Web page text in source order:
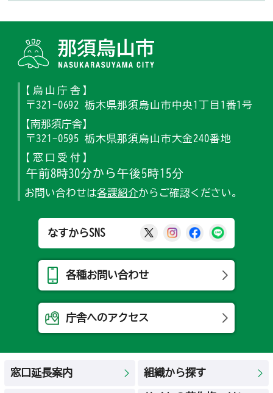
【烏山庁舎】
〒321-0692 栃木県那須烏山市中央1丁目1番1号
【南那須庁舎】
〒321-0595 栃木県那須烏山市大金240番地
【窓口受付】
午前8時30分から午後5時15分
お問い合わせは各課紹介からご確認ください。
なすからSNS 那須烏山市公式X
那須烏山市公式
那須烏山市
各種お問い合わせ
庁舎へのアクセス
窓口延長案内 組織から探す